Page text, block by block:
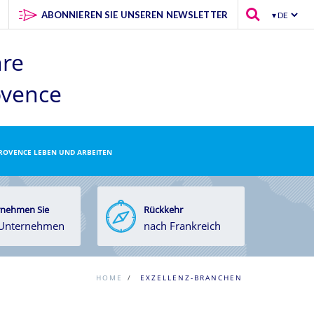
ABONNIEREN SIE UNSEREN NEWSLETTER
LEBEN UND ARBEITEN
Sie Rückkehr
nach Frankreich
HOME / EXZELLENZ-BRANCHEN